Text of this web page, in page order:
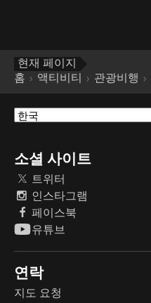
현재 페이지
홈
액티비티 관광비행
소셜 사이트
트위터
인스타그램
페이스북
유튜브
연락
지도 요청